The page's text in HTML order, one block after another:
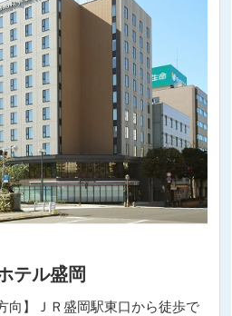
テル盛岡
向】ＪＲ盛岡駅東口から徒歩で